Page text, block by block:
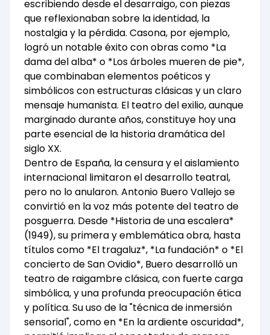
escribiendo desde el desarraigo, con piezas
que reflexionaban sobre la identidad, la
nostalgia y la pérdida. Casona, por ejemplo,
logró un notable éxito con obras como *La
dama del alba* o *Los árboles mueren de pie*,
que combinaban elementos poéticos y
simbólicos con estructuras clásicas y un claro
mensaje humanista. El teatro del exilio, aunque
marginado durante años, constituye hoy una
parte esencial de la historia dramática del
siglo XX.
Dentro de España, la censura y el aislamiento
internacional limitaron el desarrollo teatral,
pero no lo anularon. Antonio Buero Vallejo se
convirtió en la voz más potente del teatro de
posguerra. Desde *Historia de una escalera*
(1949), su primera y emblemática obra, hasta
títulos como *El tragaluz*, *La fundación* o *El
concierto de San Ovidio*, Buero desarrolló un
teatro de raigambre clásica, con fuerte carga
simbólica, y una profunda preocupación ética
y política. Su uso de la "técnica de inmersión
sensorial", como en *En la ardiente oscuridad*,